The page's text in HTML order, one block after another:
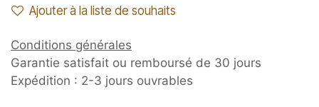
Ajouter à la liste de souhaits
Conditions générales
Garantie satisfait ou remboursé de 30 jours
Expédition : 2-3 jours ouvrables